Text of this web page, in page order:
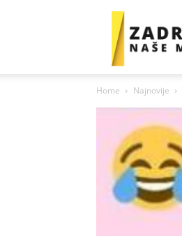
Zadrugar
Home Najnovije